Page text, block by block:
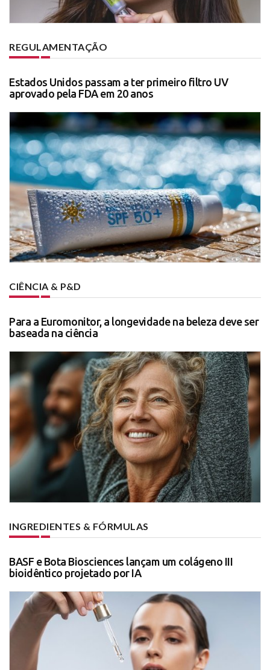
REGULAMENTAÇÃO
Estados Unidos passam a ter primeiro filtro UV
aprovado pela FDA em 20 anos
CIÊNCIA & P&D
Para a Euromonitor, a longevidade na beleza deve ser
baseada na ciência
INGREDIENTES & FÓRMULAS
BASF e Bota Biosciences lançam um colágeno III
bioidêntico projetado por IA